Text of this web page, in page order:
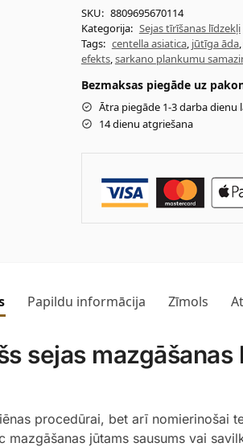
SKU: 8809695670114
Kategorija: Sejas tīrīšanas līdzekļi
Tags: centella asiatica, jūtīga āda,
efekts,sarkano plankumu
Bezmaksas piegāde uz
Ātra piegāde 1-3 darba dienu
14 dienu atgriešana
Papildu informācija Zīmols
sejas
procedūrai, bet arī nomierinošai
jūtams sausums vai